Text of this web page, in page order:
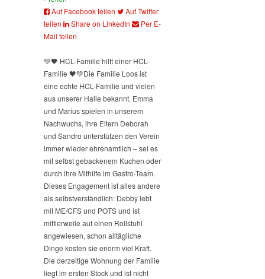
Auf Facebook teilen
Auf Twitter
teilen
Share on LinkedIn
Per E-
Mail teilen
💚🖤 HCL-Familie hilft einer HCL-
Familie 🖤💚Die Familie Loos ist
eine echte HCL-Familie und vielen
aus unserer Halle bekannt. Emma
und Marius spielen in unserem
Nachwuchs, ihre Eltern Deborah
und Sandro unterstützen den Verein
immer wieder ehrenamtlich – sei es
mit selbst gebackenem Kuchen oder
durch ihre Mithilfe im Gastro-Team.
Dieses Engagement ist alles andere
als selbstverständlich: Debby lebt
mit ME/CFS und POTS und ist
mittlerweile auf einen Rollstuhl
angewiesen, schon alltägliche
Dinge kosten sie enorm viel Kraft.
Die derzeitige Wohnung der Familie
liegt im ersten Stock und ist nicht